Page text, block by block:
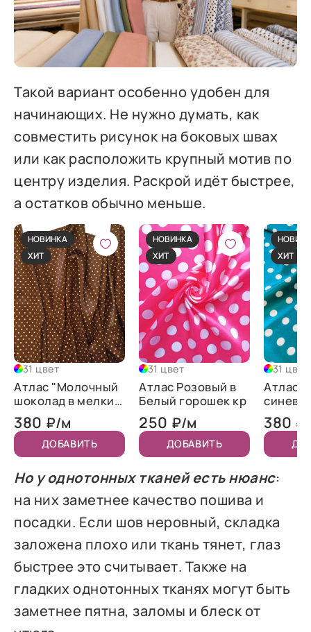
Такой вариант особенно удобен для
начинающих. Не нужно думать, как
совместить рисунок на боковых швах
или как расположить крупный мотив по
центру изделия. Раскрой идёт быстрее,
а остатков обычно меньше.
НОВИНКА
ХИТ
31 цвет
Атлас "Молочный
шоколад в мелкий
бежевый
горошек"
380 ₽/м
ДОБАВИТЬ
НОВИНКА
ХИТ
31 цвет
Атлас Розовый в
Белый горошек кр
250 ₽/м
ДОБАВИТЬ
ХИТ
31 цвет
Атлас
синева
380
Но у однотонных тканей есть нюанс:
на них заметнее качество пошива и
посадки. Если шов неровный, складка
заложена плохо или ткань тянет, глаз
быстрее это считывает. Также на
гладких однотонных тканях могут быть
заметнее пятна, заломы и блеск от